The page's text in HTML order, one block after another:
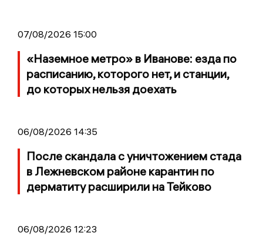
07/08/2026 15:00
«Наземное метро» в Иванове: езда по
расписанию, которого нет, и станции,
до которых нельзя доехать
06/08/2026 14:35
После скандала с уничтожением стада
в Лежневском районе карантин по
дерматиту расширили на Тейково
06/08/2026 12:23